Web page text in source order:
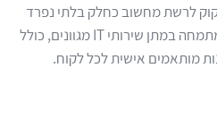
לרשת מחשוב כחלק בלתי נפרד
מהצמיחה העסקית. קומפליט מתמחה במתן שירותי IT מגוונים, כולל
מותאמים אישית לכל לקוח.